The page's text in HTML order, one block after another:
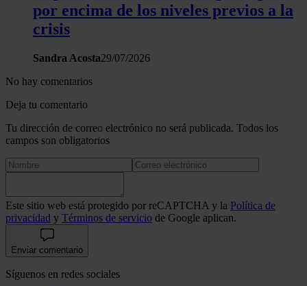
haya proporcionado o que hayan recopilado a partir del uso
hecho de sus servicios.
por encima de los niveles previos a la
crisis
Sandra Acosta29/07/2026
No hay comentarios
Deja tu comentario
Tu dirección de correo electrónico no será publicada. Todos los
campos son obligatorios
Este sitio web está protegido por reCAPTCHA y la Política de
privacidad y Términos de servicio de Google aplican.
Enviar comentario
Síguenos en redes sociales